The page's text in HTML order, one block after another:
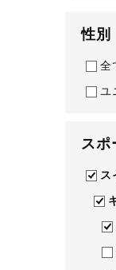
ゴルフ
性別
全
ユ
スポ
ス